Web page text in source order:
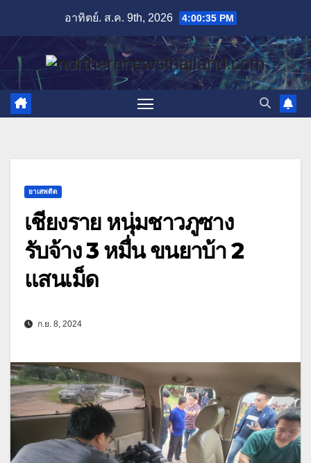
content
อาทิตย์. ส.ค. 9th, 2026 4:00:36 PM
ยาเสพติด
เชียงราย หนุ่มชาวภูซาง
รับจ้าง 3 หมื่น ขนยาบ้า 2
แสนเม็ด
ก.ย. 8, 2024